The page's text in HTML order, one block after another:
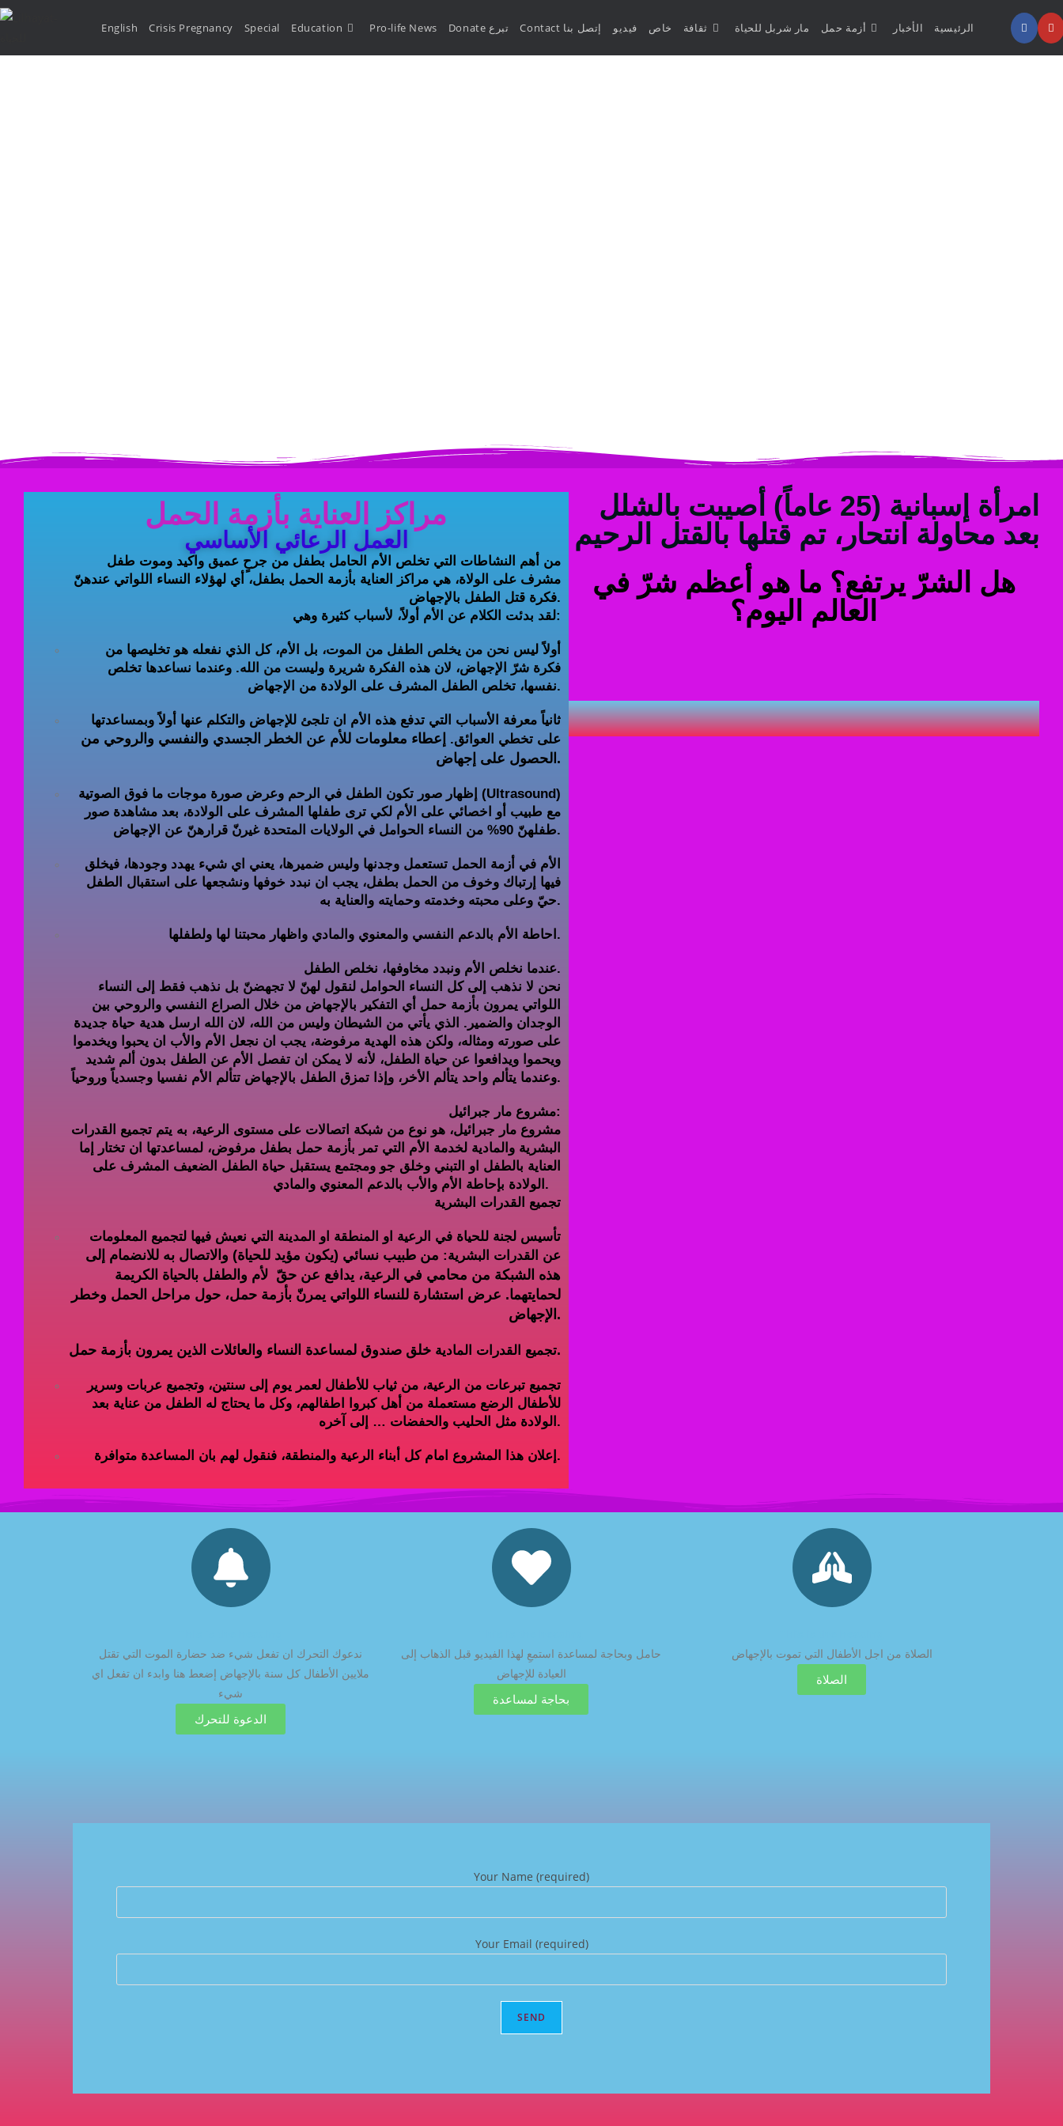
English Crisis Pregnancy Special Education Pro-life News Donate تبرع Contact إتصل بنا فيديو خاص ثقافة مار شربل للحياة أزمة حمل الأخبار الرئيسية
مراكز العناية بأزمة الحمل
العمل الرعائي الأساسي
من أهم النشاطات التي تخلص الأم الحامل بطفل من جرحٍ عميق واكيد وموت طفل
مشرف على الولاة، هي مراكز العناية بأزمة الحمل بطفل، أي لهؤلاء النساء اللواتي عندهنّ
فكرة قتل الطفل بالإجهاض.
لقد بدئت الكلام عن الأم أولاً، لأسباب كثيرة وهي:
فكرة شرّ الإجهاض، لان هذه الفكرة شريرة وليست من الله. وعندما نساعدها تخلص
نفسها، تخلص الطفل المشرف على الولادة من الإجهاض.
ثانياً معرفة الأسباب التي تدفع هذه الأم ان تلجئ للإجهاض والتكلم عنها أولاً وبمساعدتها
على تخطي العوائق.
إعطاء معلومات للأم عن الخطر الجسدي والنفسي والروحي من
الحصول على إجهاض.
إظهار صور تكون الطفل في الرحم وعرض صورة موجات ما فوق الصوتية (Ultrasound)
مع طبيب أو اخصائي على الأم لكي ترى طفلها المشرف على الولادة، بعد مشاهدة صور
طفلهنّ 90% من النساء الحوامل في الولايات المتحدة غيرنّ قرارهنّ عن الإجهاض.
الأم في أزمة الحمل تستعمل وجدنها وليس ضميرها، يعني اي شيء يهدد وجودها، فيخلق
فيها إرتباك وخوف من الحمل بطفل، يجب ان نبدد خوفها ونشجعها على استقبال الطفل
حيّ وعلى محبته وخدمته وحمايته والعناية به.
احاطة الأم بالدعم النفسي والمعنوي والمادي واظهار محبتنا لها ولطفلها.
عندما نخلص الأم ونبدد مخاوفها، نخلص الطفل.
نحن لا نذهب إلى كل النساء الحوامل لنقول لهنّ لا تجهضنّ بل نذهب فقط إلى النساء
اللواتي يمرون بأزمة حمل أي التفكير بالإجهاض من خلال الصراع النفسي والروحي بين
الوجدان والضمير. الذي يأتي من الشيطان وليس من الله، لان الله ارسل هدية حياة جديدة
على صورته ومثاله، ولكن هذه الهدية مرفوضة، يجب ان نجعل الأم والأب ان يحبوا ويخدموا
ويحموا ويدافعوا عن حياة الطفل، لأنه لا يمكن ان تفصل الأم عن الطفل بدون ألم شديد
وعندما يتألم واحد يتألم الأخر، وإذا تمزق الطفل بالإجهاض تتألم الأم نفسيا وجسدياً وروحياً.
مشروع مار جبرائيل:
مشروع مار جبرائيل، هو نوع من شبكة اتصالات على مستوى الرعية، به يتم تجميع القدرات
البشرية والمادية لخدمة الأم التي تمر بأزمة حمل بطفل مرفوض، لمساعدتها ان تختار إما
العناية بالطفل او التبني وخلق جو ومجتمع يستقبل حياة الطفل الضعيف المشرف على
الولادة بإحاطة الأم والأب بالدعم المعنوي والمادي.
تجميع القدرات البشرية
تأسيس لجنة للحياة في الرعية او المنطقة او المدينة التي نعيش فيها لتجميع المعلومات
عن القدرات البشرية: من طبيب نسائي (يكون مؤيد للحياة) والاتصال به للانضمام إلى
هذه الشبكة من محامي في الرعية، يدافع عن حقّ لأم والطفل بالحياة الكريمة
لحمايتهما. عرض استشارة للنساء اللواتي يمرنّ بأزمة حمل، حول مراحل الحمل وخطر
الإجهاض.
تجميع القدرات الماديةخلق صندوق لمساعدة النساء والعائلات الذين يمرون بأزمة حمل.
تجميع تبرعات من الرعية، من ثياب للأطفال لعمر يوم إلى سنتين، وتجميع عربات وسرير
للأطفال الرضع مستعملة من أهل كبروا اطفالهم، وكل ما يحتاج له الطفل من عناية بعد
الولادة مثل الحليب والحفضات … إلى آخره.
إعلان هذا المشروع امام كل أبناء الرعية والمنطقة، فنقول لهم بان المساعدة متوافرة.
امرأة إسبانية (25 عاماً) أصيبت بالشلل
بعد محاولة انتحار، تم قتلها بالقتل الرحيم
هل الشرّ يرتفع؟ ما هو أعظم شرّ في
العالم اليوم؟
ندعوك التحرك ان تفعل شيء ضد حضارة الموت التي تقتل
ملايين الأطفال كل سنة بالإجهاض إضعط هنا وابدء ان تفعل اي
شيء
الدعوة للتحرك
حامل وبحاجة لمساعدة استمعِ لهذا الفيديو قبل الذهاب إلى
العيادة للإجهاض
بحاجة لمساعدة
الصلاة من اجل الأطفال التي تموت بالإجهاض
الصلاة
Your Name (required)
Your Email (required)